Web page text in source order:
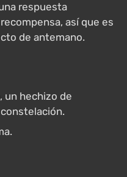
respuesta
así que es
de antemano.
un hechizo de